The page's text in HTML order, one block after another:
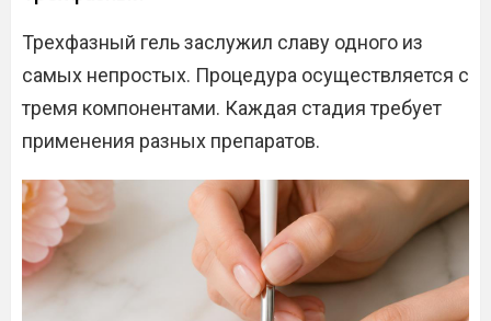
Трехфазный гель заслужил славу одного из
самых непростых. Процедура осуществляется с
тремя компонентами. Каждая стадия требует
применения разных препаратов.